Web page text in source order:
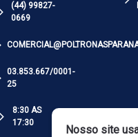
(44) 99827-
0669
03.853.667/0001-
25
8:30 AS
17:30
Nosso site